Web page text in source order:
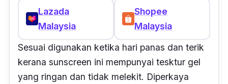
Lazada
Malaysia
Shopee
Malaysia
Sesuai digunakan ketika hari panas dan terik
kerana sunscreen ini mempunyai tesktur gel
yang ringan dan tidak melekit. Diperkaya